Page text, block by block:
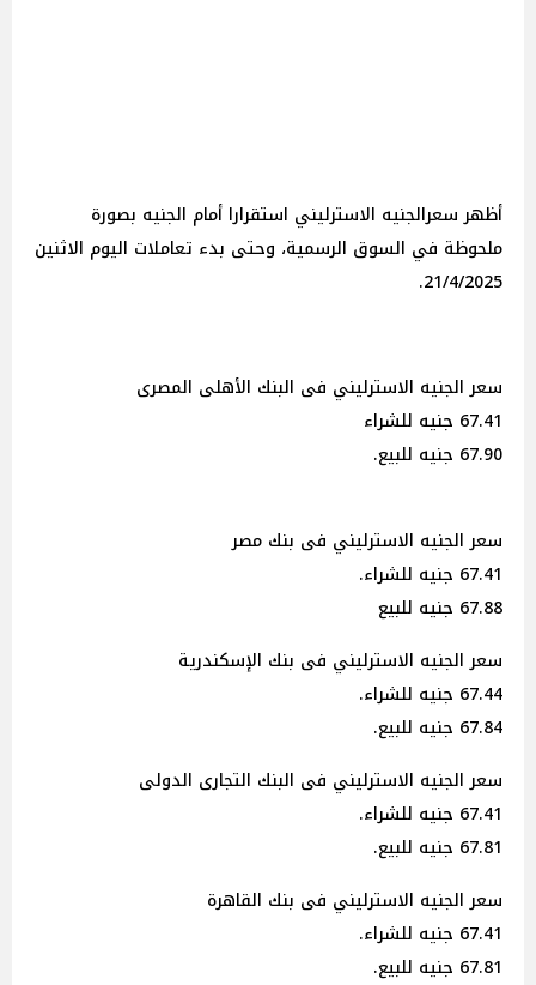
أظهر سعرالجنيه الاسترليني استقرارا أمام الجنيه بصورة
ملحوظة في السوق الرسمية، وحتى بدء تعاملات اليوم الاثنين
21/4/2025.
سعر الجنيه الاسترليني فى البنك الأهلى المصرى
67.41 جنيه للشراء
67.90 جنيه للبيع.
سعر الجنيه الاسترليني فى بنك مصر
67.41 جنيه للشراء.
67.88 جنيه للبيع
سعر الجنيه الاسترليني فى بنك الإسكندرية
67.44 جنيه للشراء.
67.84 جنيه للبيع.
سعر الجنيه الاسترليني فى البنك التجارى الدولى
67.41 جنيه للشراء.
67.81 جنيه للبيع.
سعر الجنيه الاسترليني فى بنك القاهرة
67.41 جنيه للشراء.
67.81 جنيه للبيع.